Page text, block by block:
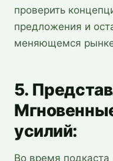
проверить
предложения и
меняющемся
5.
усилий:
Во время